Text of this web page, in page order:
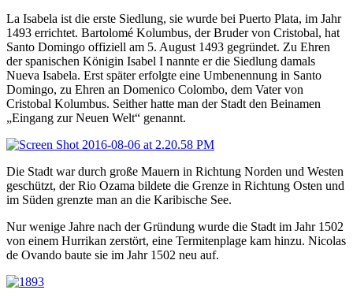
La Isabela ist die erste Siedlung, sie wurde bei Puerto Plata, im Jahr
1493 errichtet. Bartolomé Kolumbus, der Bruder von Cristobal, hat
Santo Domingo offiziell am 5. August 1493 gegründet. Zu Ehren
der spanischen Königin Isabel I nannte er die Siedlung damals
Nueva Isabela. Erst später erfolgte eine Umbenennung in Santo
Domingo, zu Ehren an Domenico Colombo, dem Vater von
Cristobal Kolumbus. Seither hatte man der Stadt den Beinamen
„Eingang zur Neuen Welt“ genannt.
Die Stadt war durch große Mauern in Richtung Norden und Westen
geschützt, der Rio Ozama bildete die Grenze in Richtung Osten und
im Süden grenzte man an die Karibische See.
Nur wenige Jahre nach der Gründung wurde die Stadt im Jahr 1502
von einem Hurrikan zerstört, eine Termitenplage kam hinzu. Nicolas
de Ovando baute sie im Jahr 1502 neu auf.